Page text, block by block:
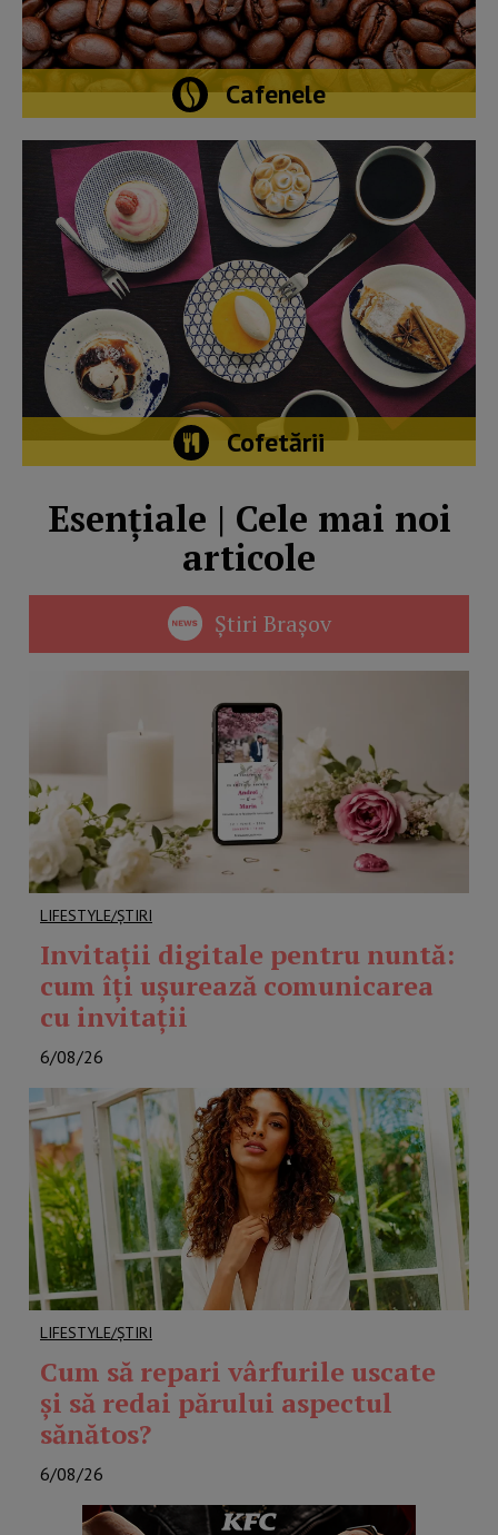
Cafenele
Cofetării
Esențiale | Cele mai noi
articole
Știri Brașov
LIFESTYLE/ȘTIRI
Invitații digitale pentru nuntă:
cum îți ușurează comunicarea
cu invitații
6/08/26
LIFESTYLE/ȘTIRI
Cum să repari vârfurile uscate
și să redai părului aspectul
sănătos?
6/08/26